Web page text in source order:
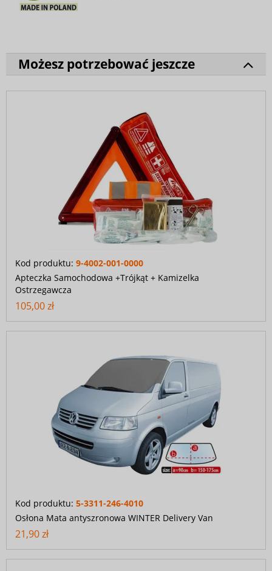
Możesz potrzebować jeszcze
Kod produktu: 9-4002-001-0000
Apteczka Samochodowa +Trójkąt + Kamizelka
Ostrzegawcza
105,00 zł
Kod produktu: 5-3311-246-4010
Osłona Mata antyszronowa WINTER Delivery Van
21,90 zł